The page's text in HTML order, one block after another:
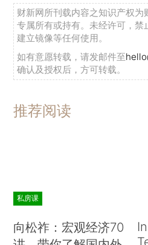
财新网所刊载内容之知识产权为
专属所有或持有。未经许可，禁
建立镜像等任何使用。
如有意愿转载，请发邮件至
确认及授权后，方可转载。
推荐阅读
私房课
向松祚：宏观经济70